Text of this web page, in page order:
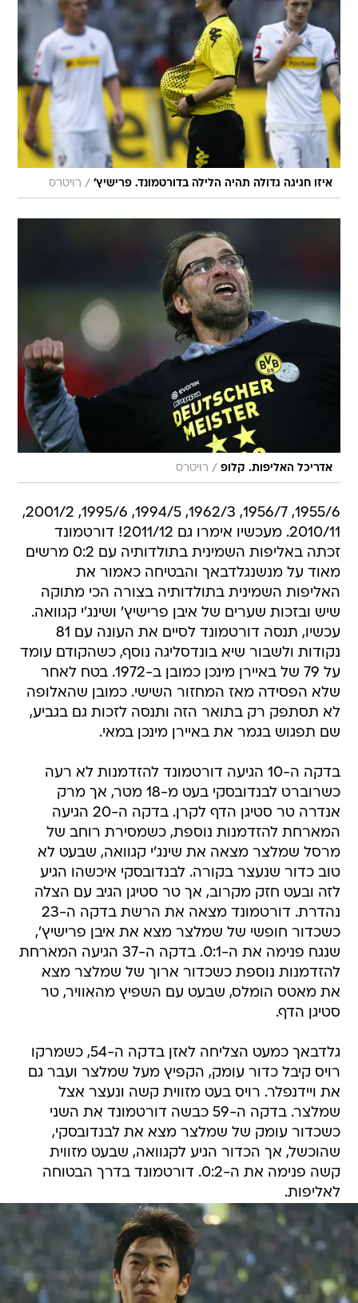
איזו חגיגה גדולה תהיה הלילה בדורטמונד. פרישיץ' / רויטרס
אדריכל האליפות. קלופ / רויטרס
1955/6, 1956/7, 1962/3, 1994/5, 1995/6, 2001/2,
2010/11. מעכשיו אימרו גם 2011/12! דורטמונד
זכתה באליפות השמינית בתולדותיה עם 0:2 מרשים
מאוד על מנשנגלדבאך והבטיחה כאמור את
האליפות השמינית בתולדותיה בצורה הכי מתוקה
שיש ובזכות שערים של איבן פרישיץ' ושינג'י קגוואה.
עכשיו, תנסה דורטמונד לסיים את העונה עם 81
נקודות ולשבור שיא בונדסליגה נוסף, כשהקודם עומד
על 79 של באיירן מינכן כמובן ב-1972. בטח לאחר
שלא הפסידה מאז המחזור השישי. כמובן שהאלופה
לא תסתפק רק בתואר הזה ותנסה לזכות גם בגביע,
שם תפגוש בגמר את באיירן מינכן במאי.
בדקה ה-10 הגיעה דורטמונד להזדמנות לא רעה
כשרוברט לבנדובסקי בעט מ-18 מטר, אך מרק
אנדרה טר סטיגן הדף לקרן. בדקה ה-20 הגיעה
המארחת להזדמנות נוספת, כשמסירת רוחב של
מרסל שמלצר מצאה את שינג'י קגוואה, שבעט לא
טוב כדור שנעצר בקורה. לבנדובסקי איכשהו הגיע
לזה ובעט חזק מקרוב, אך טר סטיגן הגיב עם הצלה
נהדרת. דורטמונד מצאה את הרשת בדקה ה-23
כשכדור חופשי של שמלצר מצא את איבן פרישיץ',
שנגח פנימה את ה-0:1. בדקה ה-37 הגיעה המארחת
להזדמנות נוספת כשכדור ארוך של שמלצר מצא
את מאטס הומלס, שבעט עם השפיץ מהאוויר, טר
סטיגן הדף.
גלדבאך כמעט הצליחה לאזן בדקה ה-54, כשמרקו
רויס קיבל כדור עומק, הקפיץ מעל שמלצר ועבר גם
את ויידנפלר. רויס בעט מזווית קשה ונעצר אצל
שמלצר. בדקה ה-59 כבשה דורטמונד את השני
כשכדור עומק של שמלצר מצא את לבנדובסקי,
שהוכשל, אך הכדור הגיע לקגוואה, שבעט מזווית
קשה פנימה את ה-0:2. דורטמונד בדרך הבטוחה
לאליפות.